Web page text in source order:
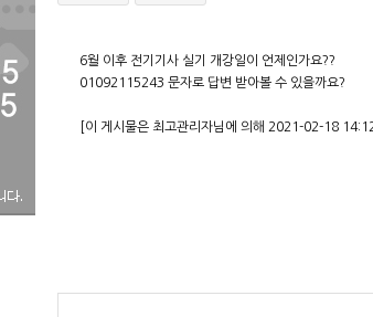
6월 이후 전기기사 실기 개강일이 언제인가요??
01092115243 문자로 답변 받아볼 수 있을까요?
[이 게시물은 최고관리자님에 의해 2021-02-18